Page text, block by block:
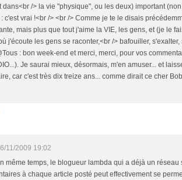
dans<br /> la vie "physique", ou les deux) important
c'est vrai !<br /> <br /> Comme je te le disais
mais plus que tout j'aime la VIE, les gens, et (je le
j'écoute les gens se raconter,<br /> bafouiller,
: bon week-end et merci, merci, pour vos
Je saurai mieux, désormais, m'en amuser... et
car c'est très dix treize ans... comme dirait ce cher
11/2009 19:02
même temps, le blogueur lambda qui a déjà un
à chaque article posté peut effectivement se